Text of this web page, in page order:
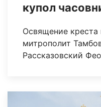
купол
Освящение
митрополит
Рассказовский